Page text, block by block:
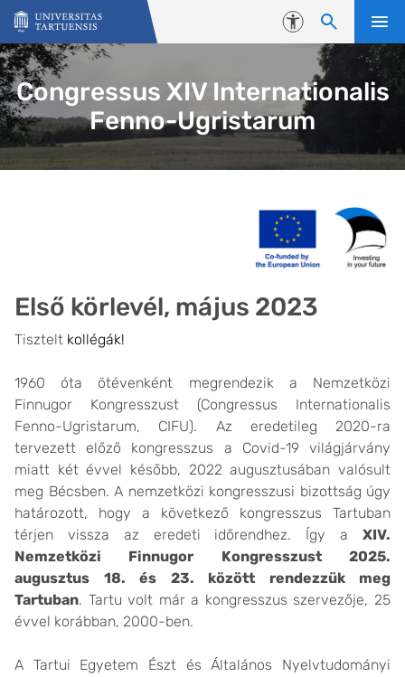
Skip to content
Accessibility
Congressus XIV Internationalis
Fenno-Ugristarum
Első körlevél, május 2023
Tisztelt kollégák!
1960 óta ötévenként megrendezik a Nemzetközi
Finnugor Kongresszust (Congressus Internationalis
Fenno-Ugristarum, CIFU). Az eredetileg 2020-ra
tervezett előző kongresszus a Covid-19 világjárvány
miatt két évvel később, 2022 augusztusában valósult
meg Bécsben. A nemzetközi kongresszusi bizottság úgy
határozott, hogy a következő kongresszus Tartuban
térjen vissza az eredeti időrendhez. Így a XIV.
Nemzetközi Finnugor Kongresszust 2025.
augusztus 18. és 23. között rendezzük meg
Tartuban. Tartu volt már a kongresszus szervezője, 25
évvel korábban, 2000-ben.
A Tartui Egyetem Észt és Általános Nyelvtudományi